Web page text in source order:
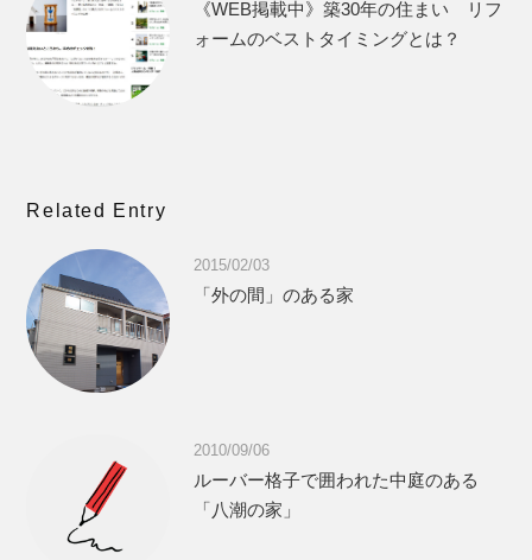
《WEB掲載中》築30年の住まい リフ
ォームのベストタイミングとは？
Related Entry
2015/02/03
「外の間」のある家
2010/09/06
ルーバー格子で囲われた中庭のある
「八潮の家」